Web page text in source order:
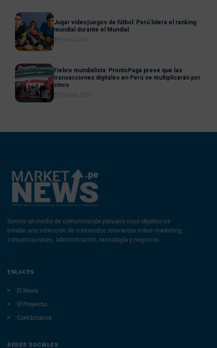
Jugar videojuegos de fútbol: Perú lidera el ranking
mundial durante el Mundial
9 julio, 2026
Fiebre mundialista: ProntoPaga prevé que las
transacciones digitales en Perú se multiplicarán por
cinco
23 junio, 2026
Somos un medio de comunicación peruano cuyo objetivo es
brindar una selección de contenidos relevantes sobre marketing,
comunicaciones, administración, tecnología y negocios.
ENLACES
El News
El Proyecto
Contáctanos
REDES SOCIALES